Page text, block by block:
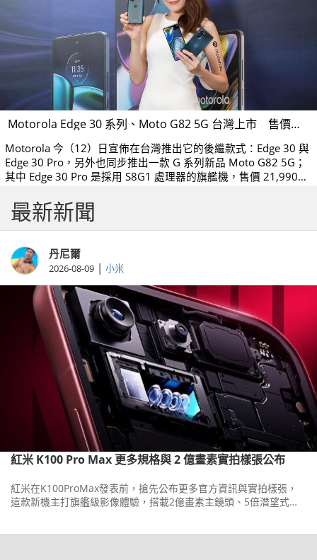
Motorola Edge 30 系列、Moto G82 5G 台灣上市 售價公佈
Motorola 今（12）日宣佈在台灣推出它的後繼款式：Edge 30 與
Edge 30 Pro，另外也同步推出一款 G 系列新品 Moto G82 5G；
其中 Edge 30 Pro 是採用 S8G1 處理器的旗艦機，售價 21,990
5G 則為 S695 中階款式，售價 9,990 元。
最新新聞
丹尼爾
2026-08-09 | 小米
紅米 K100 Pro Max 更多規格與 2 億畫素實拍樣張公布
紅米在K100ProMax發表前，搶先公布更多官方資訊與實拍樣張，
這款新機主打旗艦級影像體驗，搭載2億畫素主鏡頭、5倍潛望式長